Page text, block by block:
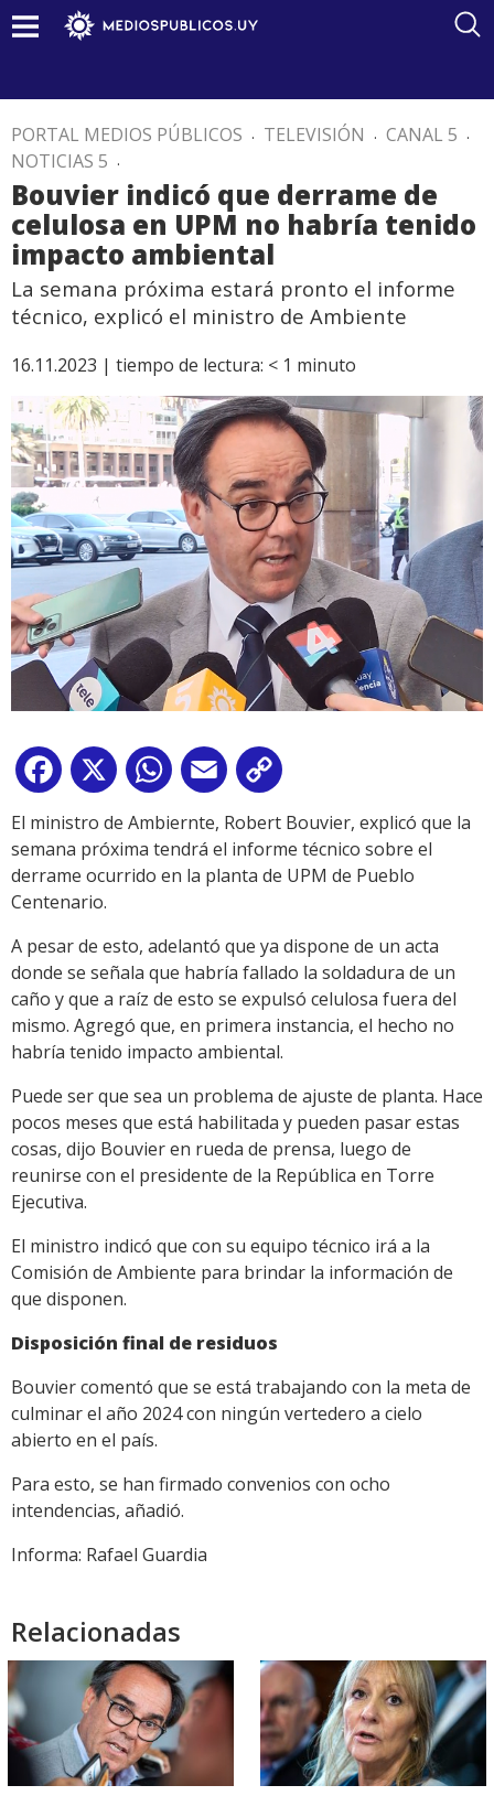
PORTAL MEDIOS PÚBLICOS . TELEVISIÓN . CANAL 5 .
NOTICIAS 5 .
Bouvier indicó que derrame de
celulosa en UPM no habría tenido
impacto ambiental
La semana próxima estará pronto el informe
técnico, explicó el ministro de Ambiente
16.11.2023 | tiempo de lectura: < 1 minuto
Facebook
X WhatsApp
Email
Link
El ministro de Ambiernte, Robert Bouvier, explicó que la
semana próxima tendrá el informe técnico sobre el
derrame ocurrido en la planta de UPM de Pueblo
Centenario.
A pesar de esto, adelantó que ya dispone de un acta
donde se señala que habría fallado la soldadura de un
caño y que a raíz de esto se expulsó celulosa fuera del
mismo. Agregó que, en primera instancia, el hecho no
habría tenido impacto ambiental.
Puede ser que sea un problema de ajuste de planta. Hace
pocos meses que está habilitada y pueden pasar estas
cosas, dijo Bouvier en rueda de prensa, luego de
reunirse con el presidente de la República en Torre
Ejecutiva.
El ministro indicó que con su equipo técnico irá a la
Comisión de Ambiente para brindar la información de
que disponen.
Disposición final de residuos
Bouvier comentó que se está trabajando con la meta de
culminar el año 2024 con ningún vertedero a cielo
abierto en el país.
Para esto, se han firmado convenios con ocho
intendencias, añadió.
Informa: Rafael Guardia
Relacionadas